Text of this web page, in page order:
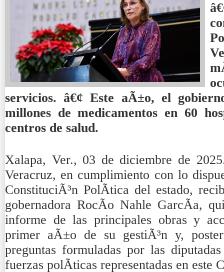
servicios. â€¢ Este aÃ±o, el
millones de medicamentos en 60
centros de salud.
Xalapa, Ver., 03 de diciembre de
Veracruz, en cumplimiento con lo
ConstituciÃ³n PolÃ­tica del estado,
gobernadora RocÃ­o Nahle GarcÃ­a,
informe de las principales obras y
primer aÃ±o de su gestiÃ³n y,
preguntas formuladas por las
fuerzas polÃ­ticas representadas en este